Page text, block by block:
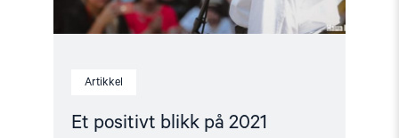
Artikkel
Et positivt blikk på 2021